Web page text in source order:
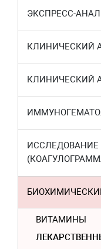
ЭКСПРЕСС-
КЛИНИЧЕСКИЙ
КЛИНИЧЕСКИЙ
ИССЛЕДОВАНИЕ
ВИТАМИНЫ